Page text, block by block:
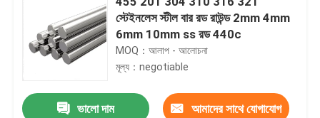
স্টেইনলেস স্টীল বার রড রাউন্ড 2mm 4mm
6mm 10mm ss রড 440c
MOQ：আলাপ - আলোচনা
মূল্য：negotiable
ভালো দাম আমাদের সাথে যোগাযোগ